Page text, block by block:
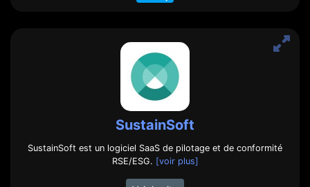
SustainSoft
SustainSoft est un logiciel SaaS de pilotage et de conformité
RSE/ESG. [voir plus]